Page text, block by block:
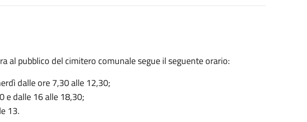
al pubblico del cimitero comunale segue il seguente orario:
dalle ore 7,30 alle 12,30;
e dalle 16 alle 18,30;
13.